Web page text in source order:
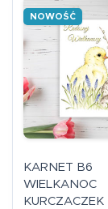
NOWOŚĆ
KARNET B6
WIELKANOC
KURCZACZEK